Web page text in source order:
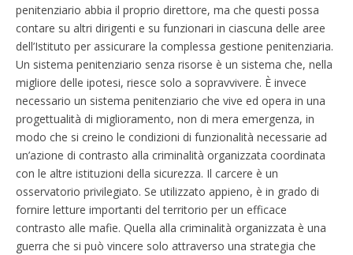
penitenziario abbia il proprio direttore, ma che questi possa
contare su altri dirigenti e su funzionari in ciascuna delle aree
dell’Istituto per assicurare la complessa gestione penitenziaria.
Un sistema penitenziario senza risorse è un sistema che, nella
migliore delle ipotesi, riesce solo a sopravvivere. È invece
necessario un sistema penitenziario che vive ed opera in una
progettualità di miglioramento, non di mera emergenza, in
modo che si creino le condizioni di funzionalità necessarie ad
un’azione di contrasto alla criminalità organizzata coordinata
con le altre istituzioni della sicurezza. Il carcere è un
osservatorio privilegiato. Se utilizzato appieno, è in grado di
fornire letture importanti del territorio per un efficace
contrasto alle mafie. Quella alla criminalità organizzata è una
guerra che si può vincere solo attraverso una strategia che